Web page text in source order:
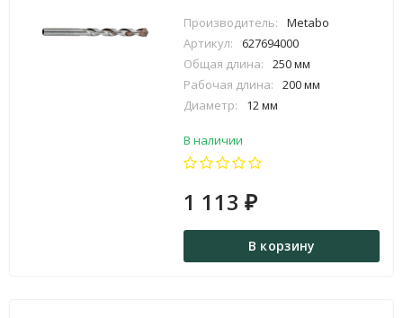
Производитель:
Metabo
Артикул:
627694000
Общая длина:
250 мм
Рабочая длина:
200 мм
Диаметр:
12 мм
В наличии
1 113₽
В корзину